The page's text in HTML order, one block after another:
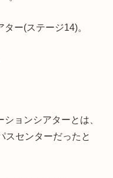
ー(ステージ14)。
ョンシアターとは、
スセンターだったと